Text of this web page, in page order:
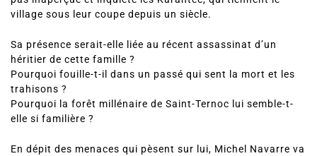
village sous leur coupe depuis un siècle.
Sa présence serait-elle liée au récent assassinat d’un
héritier de cette famille ?
Pourquoi fouille-t-il dans un passé qui sent la mort et les
trahisons ?
Pourquoi la forêt millénaire de Saint-Ternoc lui semble-t-
elle si familière ?
En dépit des menaces qui pèsent sur lui, Michel Navarre va